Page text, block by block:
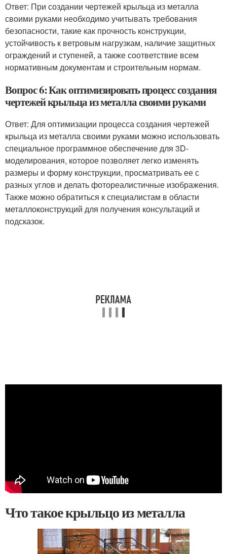
Ответ: При создании чертежей крыльца из металла
своими руками необходимо учитывать требования
безопасности, такие как прочность конструкции,
устойчивость к ветровым нагрузкам, наличие защитных
ограждений и ступеней, а также соответствие всем
нормативным документам и строительным нормам.
Вопрос 6: Как оптимизировать процесс создания
чертежей крыльца из металла своими руками
Ответ: Для оптимизации процесса создания чертежей
крыльца из металла своими руками можно использовать
специальное программное обеспечение для 3D-
моделирования, которое позволяет легко изменять
размеры и форму конструкции, просматривать ее с
разных углов и делать фотореалистичные изображения.
Также можно обратиться к специалистам в области
металлоконструкций для получения консультаций и
подсказок.
Что такое крыльцо из металла